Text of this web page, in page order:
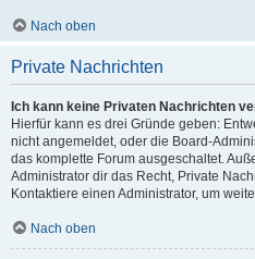
Nach oben
Private Nachrichten
Ich kann keine Privaten Nachrichten
Hierfür kann es drei Gründe geben:
nicht angemeldet, oder die Board-
das komplette Forum ausgeschaltet.
Administrator dir das Recht, Private
Kontaktiere einen Administrator, um
Nach oben